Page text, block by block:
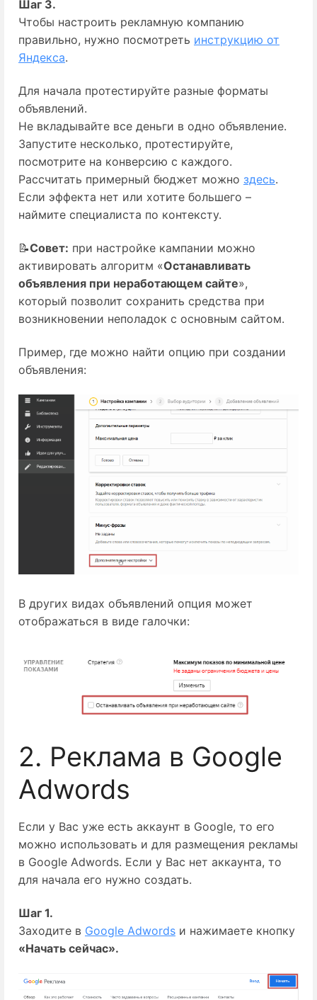
Шаг 3.
Чтобы настроить рекламную компанию
правильно, нужно посмотреть инструкцию от
Яндекса.
Для начала протестируйте разные форматы
объявлений.
Не вкладывайте все деньги в одно объявление.
Запустите несколько, протестируйте,
посмотрите на конверсию с каждого.
Рассчитать примерный бюджет можно здесь.
Если эффекта нет или хотите большего –
наймите специалиста по контексту.
📝Совет: при настройке кампании можно
активировать алгоритм «Останавливать
объявления при неработающем сайте»,
который позволит сохранить средства при
возникновении неполадок с основным сайтом.
Пример, где можно найти опцию при создании
объявления:
В других видах объявлений опция может
отображаться в виде галочки:
2. Реклама в Google
Adwords
Если у Вас уже есть аккаунт в Google, то его
можно использовать и для размещения рекламы
в Google Adwords. Если у Вас нет аккаунта, то
для начала его нужно создать.
Шаг 1.
Заходите в Google Adwords
«Начать сейчас».